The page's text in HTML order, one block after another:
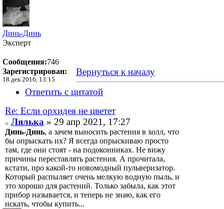
Динь-Динь
Эксперт
Сообщения:746
Зарегистрирован:
18 дек 2016, 13:15
Вернуться к началу
Ответить с цитатой
Re: Если орхидея не цветет
Лялька» 29 апр 2021, 17:27
Динь-Динь, а зачем выносить растения в холл, что
бы опрыскать их? Я всегда опрыскиваю просто
там, где они стоят - на подоконниках. Не вижу
причины переставлять растения. А прочитала,
кстати, про какой-то новомодный пульверизатор.
Который распыляет очень мелкую водную пыль, и
это хорошо для растений. Только забыла, как этот
прибор называется, и теперь не знаю, как его
искать, чтобы купить...